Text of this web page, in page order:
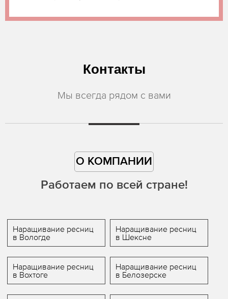
Контакты
Мы всегда рядом с вами
О КОМПАНИИ
Работаем по всей стране!
Наращивание ресниц
в Вологде
Наращивание ресниц
в Шексне
Наращивание ресниц
в Вохтоге
Наращивание ресниц
в Белозерске